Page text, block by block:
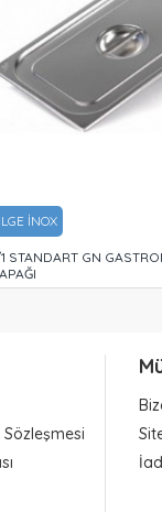
İNOX
STANDART GN
Sözleşmesi